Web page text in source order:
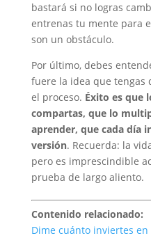
bastará si no logras
entrenas tu mente para
son un obstáculo.
Por último, debes
fuere la idea que tengas
el proceso. Éxito es que
compartas, que lo
aprender, que cada día
versión. Recuerda: la
pero es imprescindible
prueba de largo aliento.
Contenido relacionado:
Dime cuánto inviertes